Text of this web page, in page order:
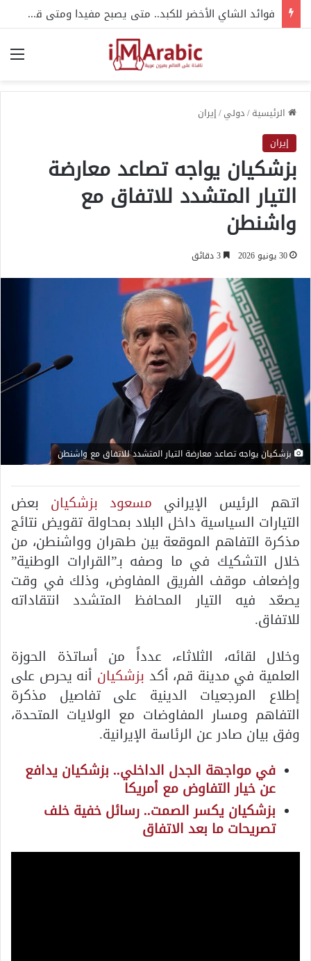
فوائد الشاي الأخضر للكبد.. متى يصبح مفيدا ومتى قد يضر؟
الرئيسية/دولي/إيران
إيران
بزشكيان يواجه تصاعد معارضة
التيار المتشدد للاتفاق مع
واشنطن
30 يونيو 2026
بزشكيان يواجه تصاعد معارضة التيار المتشدد للاتفاق مع واشنطن
اتهم الرئيس الإيراني مسعود بزشكيان بعض
التيارات السياسية داخل البلاد بمحاولة تقويض نتائج
مذكرة التفاهم الموقعة بين طهران وواشنطن، من
خلال التشكيك في ما وصفه بـ”القرارات الوطنية”
وإضعاف موقف الفريق المفاوض، وذلك في وقت
يصعّد فيه التيار المحافظ المتشدد انتقاداته
للاتفاق.
وخلال لقائه، الثلاثاء، عدداً من أساتذة الحوزة
العلمية في مدينة قم، أكد بزشكيان أنه يحرص على
إطلاع المرجعيات الدينية على تفاصيل مذكرة
التفاهم ومسار المفاوضات مع الولايات المتحدة،
وفق بيان صادر عن الرئاسة الإيرانية.
في مواجهة الجدل الداخلي.. بزشكيان يدافع
عن خيار التفاوض مع أمريكا
بزشكيان يكسر الصمت.. رسائل خفية خلف
تصريحات ما بعد الاتفاق